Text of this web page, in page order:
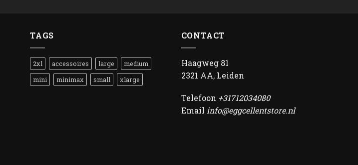
TAGS
2xl accessoires large
medium
mini
minimax small xlarge
CONTACT
Haagweg 81
2321 AA, Leiden
Telefoon +31712034080
Email info@eggcellentstore.nl